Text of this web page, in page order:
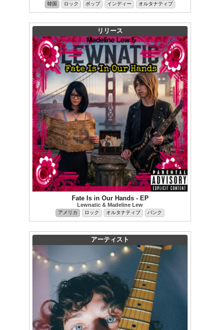
韓国 ロック ポップ インディー オルタナティブ
リリース
Fate Is in Our Hands - EP
Lewnatic & Madeline Lew
アメリカ ロック オルタナティブ パンク
アーティスト